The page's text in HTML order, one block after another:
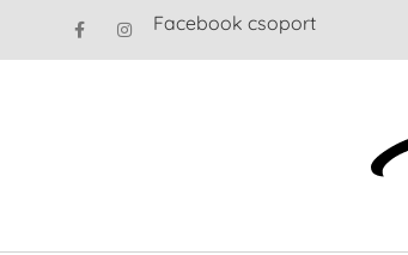
Facebook csoport